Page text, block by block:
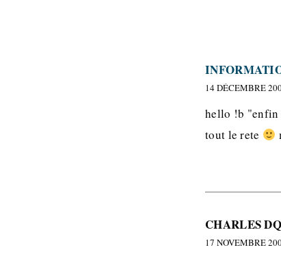
14 DÉCEMBRE
hello !b "enfin
tout le rete
CHARLES
17 NOVEMBRE